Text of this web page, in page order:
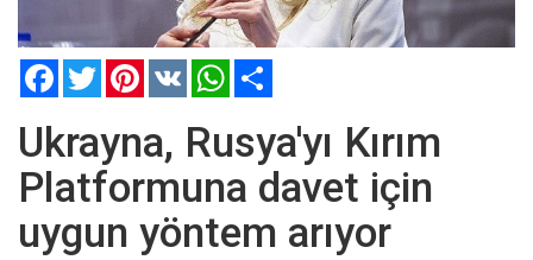
FacebookTwitterPinterest
VK WhatsApp
Ukrayna, Rusya'yı Kırım
Platformuna davet için
uygun yöntem arıyor